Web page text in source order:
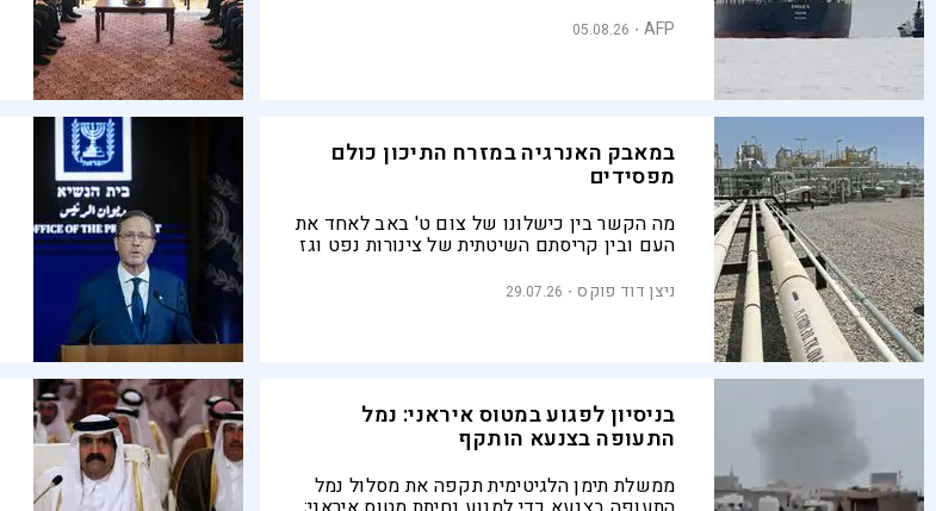
שהפך לעורק מרכזי ליצוא הסעודי
AFP
05.08.26
במאבק האנרגיה במזרח התיכון כולם
מפסידים
מה הקשר בין כישלונו של צום ט' באב לאחד את
העם ובין קריסתם השיטתית של צינורות נפט וגז
של המזרח התיכון מלמדת למה היעדר שיתוף
פעולה מוביל תמיד לכישלון
ניצן דוד פוקס 29.07.26
בניסיון לפגוע במטוס איראני: נמל
התעופה בצנעא הותקף
ממשלת תימן הלגיטימית תקפה את מסלול נמל